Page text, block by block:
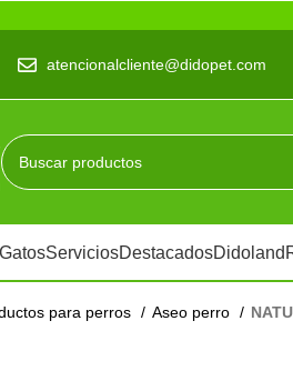
atencionalcliente@didopet.com
GatosServiciosDestacadosDidoland
para perros Aseo perro